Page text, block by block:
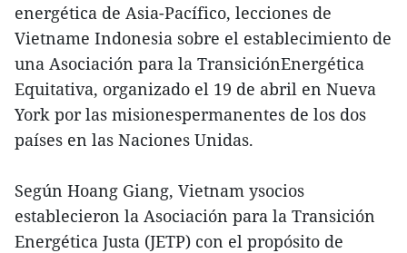
energética de Asia-Pacífico, lecciones de
Vietname Indonesia sobre el establecimiento de
una Asociación para la TransiciónEnergética
Equitativa, organizado el 19 de abril en Nueva
York por las misionespermanentes de los dos
países en las Naciones Unidas.
Según Hoang Giang, Vietnam ysocios
establecieron la Asociación para la Transición
Energética Justa (JETP) con el propósito de